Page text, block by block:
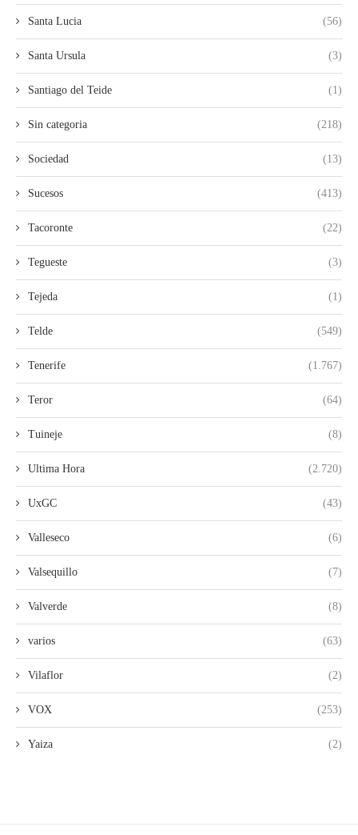
Santa Lucia (56)
Santa Ursula (3)
Santiago del Teide (1)
Sin categoria (218)
Sociedad (13)
Sucesos (413)
Tacoronte (22)
Tegueste (3)
Tejeda (1)
Telde (549)
Tenerife (1.767)
Teror (64)
Tuineje (8)
Ultima Hora (2.720)
UxGC (43)
Valleseco (6)
Valsequillo (7)
Valverde (8)
varios (63)
Vilaflor (2)
VOX (253)
Yaiza (2)